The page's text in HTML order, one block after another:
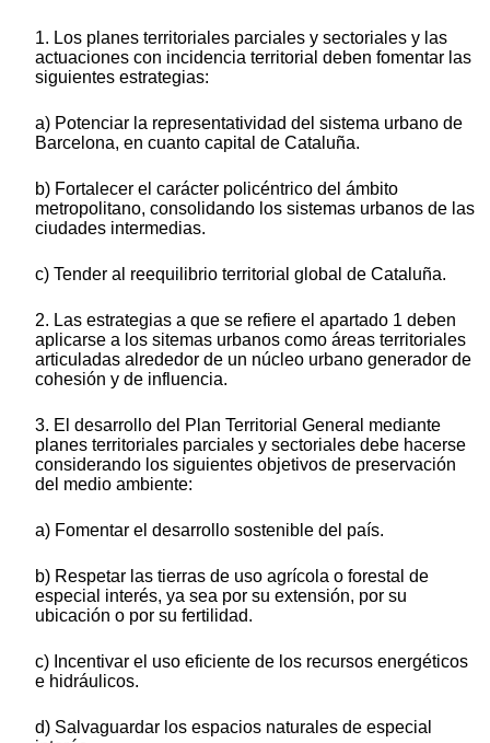
1. Los planes territoriales parciales y sectoriales y las
actuaciones con incidencia territorial deben fomentar las
siguientes estrategias:
a) Potenciar la representatividad del sistema urbano de
Barcelona, en cuanto capital de Cataluña.
b) Fortalecer el carácter policéntrico del ámbito
metropolitano, consolidando los sistemas urbanos de las
ciudades intermedias.
c) Tender al reequilibrio territorial global de Cataluña.
2. Las estrategias a que se refiere el apartado 1 deben
aplicarse a los sitemas urbanos como áreas territoriales
articuladas alrededor de un núcleo urbano generador de
cohesión y de influencia.
3. El desarrollo del Plan Territorial General mediante
planes territoriales parciales y sectoriales debe hacerse
considerando los siguientes objetivos de preservación
del medio ambiente:
a) Fomentar el desarrollo sostenible del país.
b) Respetar las tierras de uso agrícola o forestal de
especial interés, ya sea por su extensión, por su
ubicación o por su fertilidad.
c) Incentivar el uso eficiente de los recursos energéticos
e hidráulicos.
d) Salvaguardar los espacios naturales de especial